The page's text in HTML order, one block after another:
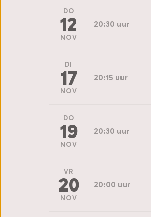
DO
12
NOV
20:30 uur
DI
17
NOV
20:15 uur
DO
19
NOV
20:30 uur
VR
20
NOV
20:00 uur